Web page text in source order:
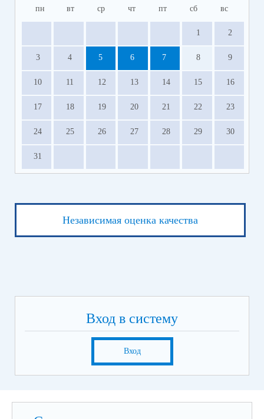
пн вт ср чт пт сб вс
1 2
3 4 5 6 7 8 9
10 11 12 13 14 15 16
17 18 19 20 21 22 23
24 25 26 27 28 29 30
31
Независимая оценка качества
Вход в систему
Вход